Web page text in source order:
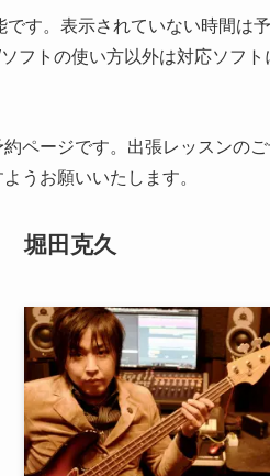
です。表示されていない時間は
フトの使い方以外は対応ソフ
ページです。出張レッスンのご
うお願いいたします。
堀田克久